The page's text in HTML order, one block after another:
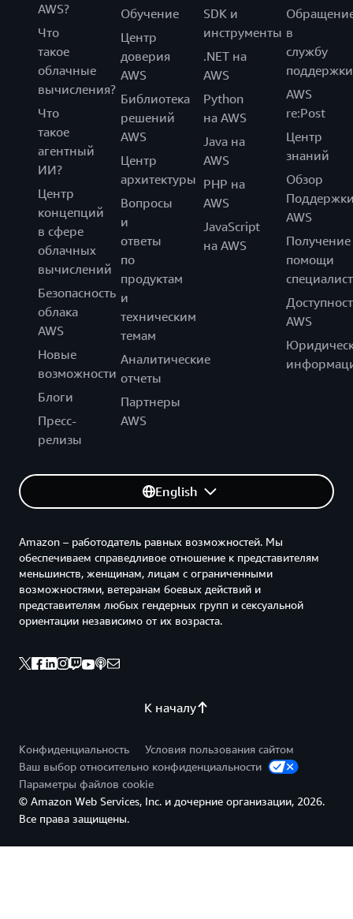
AWS?
Что
такое
облачные
вычисления?
Что
такое
агентный
ИИ?
Центр
концепций
в сфере
облачных
вычислений
Безопасность
облака
AWS
Новые
возможности
Блоги
Пресс-
релизы
Обучение
Центр
доверия
AWS
Библиотека
решений
AWS
Центр
архитектуры
Вопросы
и
ответы
по
продуктам
и
техническим
темам
Аналитические
отчеты
Партнеры
AWS
SDK и
инструменты
.NET на
AWS
Python
на AWS
Java на
AWS
PHP на
AWS
JavaScript
на AWS
в
службу
поддержки
AWS
re:Post
Центр
знаний
Обзор
AWS
Получение
помощи
AWS
English
К началу
Amazon – работодатель равных возможностей. Мы
обеспечиваем справедливое отношение к представителям
меньшинств, женщинам, лицам с ограниченными
возможностями, ветеранам боевых действий и
представителям любых гендерных групп и сексуальной
ориентации независимо от их возраста.
Конфиденциальность
Условия пользования сайтом
Ваш выбор относительно конфиденциальности
Параметры файлов cookie
© Amazon Web Services, Inc. и дочерние организации, 2026.
Все права защищены.